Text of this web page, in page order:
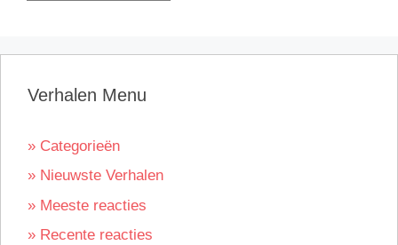
Verhalen Menu
» Categorieën
» Nieuwste Verhalen
» Meeste reacties
» Recente reacties